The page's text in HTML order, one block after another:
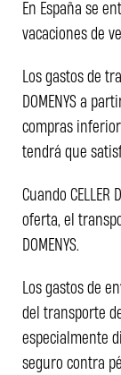
En España se
vacaciones de
Los gastos de
DOMENYS a
compras
tendrá que
Cuando
oferta, el
DOMENYS.
Los gastos de
del transporte
especialmente
seguro contra